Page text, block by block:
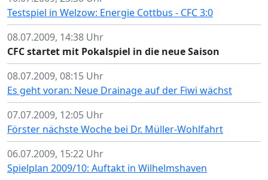
Testspiel in Welzow: Energie Cottbus - CFC 3:0
08.07.2009, 14:38 Uhr
CFC startet mit Pokalspiel in die neue Saison
08.07.2009, 08:15 Uhr
Es geht voran: Neue Drainage auf der Fiwi wächst
07.07.2009, 12:05 Uhr
Förster nächste Woche bei Dr. Müller-Wohlfahrt
06.07.2009, 15:22 Uhr
Spielplan 2009/10: Auftakt in Wilhelmshaven